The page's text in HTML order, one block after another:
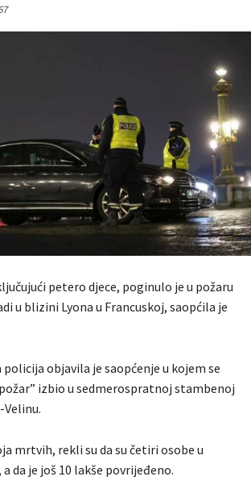
petero djece, poginulo je u požaru
u blizini Lyona u Francuskoj, saopćila je
policija objavila je saopćenje u kojem se
izbio u sedmerospratnoj stambenoj
Velinu.
mrtvih, rekli su da su četiri osobe u
da je još 10 lakše povrijeđeno.